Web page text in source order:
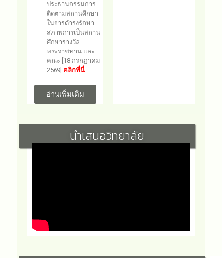
ประธานกรรมการ
ติดตามสถานศึกษา
ในการดำรงรักษา
สภาพการเป็นสถาน
ศึกษารางวัล
พระราชทาน และ
คณะ [18 กรกฎาคม
2569] คลิกที่นี่
อ่านเพิ่มเติม
นำเสนอวิทยาลัย